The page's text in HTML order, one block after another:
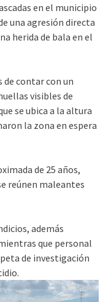
en el municipio
una agresión directa
herida de bala en el
de contar con un
visibles de
se ubica a la altura
la zona en espera
de 25 años,
reúnen maleantes
además
que personal
de investigación